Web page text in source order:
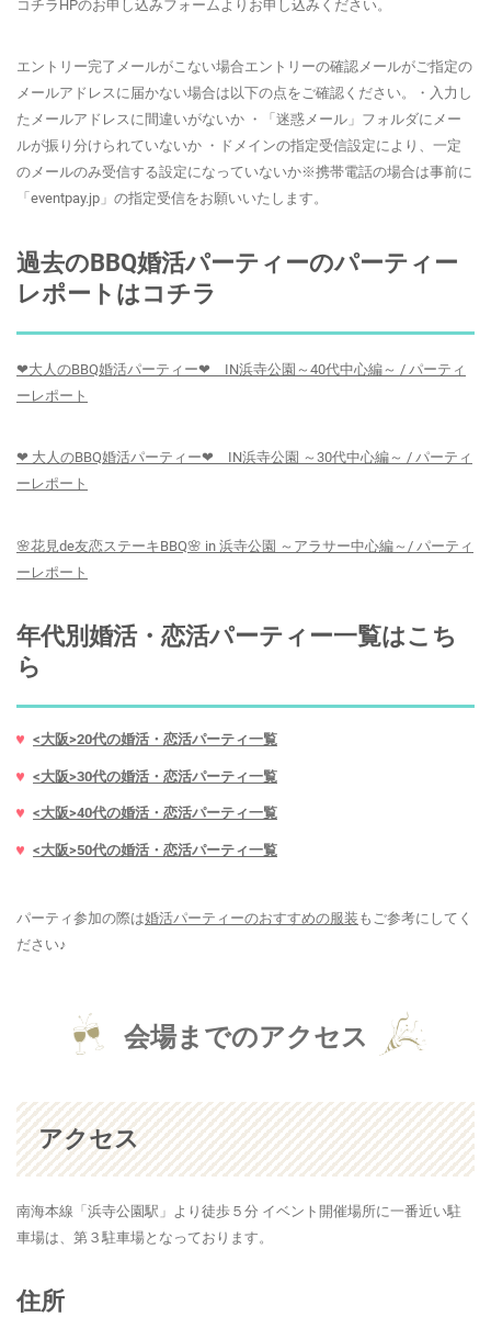
コチラHPのお申し込みフォームよりお申し込みください。
エントリー完了メールがこない場合エントリーの確認メールがご指定の
メールアドレスに届かない場合は以下の点をご確認ください。・入力し
たメールアドレスに間違いがないか ・「迷惑メール」フォルダにメー
ルが振り分けられていないか ・ドメインの指定受信設定により、一定
のメールのみ受信する設定になっていないか※携帯電話の場合は事前に
「eventpay.jp」の指定受信をお願いいたします。
過去のBBQ婚活パーティーのパーティー
レポートはコチラ
❤大人のBBQ婚活パーティー❤ IN浜寺公園～40代中心編～ / パーティ
ーレポート
❤ 大人のBBQ婚活パーティー❤ IN浜寺公園 ～30代中心編～ / パーティ
ーレポート
🌸花見de友恋ステーキBBQ🌸 in 浜寺公園 ～アラサー中心編～/ パーティ
ーレポート
年代別婚活・恋活パーティー一覧はこち
ら
<大阪>20代の婚活・恋活パーティ一覧
<大阪>30代の婚活・恋活パーティ一覧
<大阪>40代の婚活・恋活パーティ一覧
<大阪>50代の婚活・恋活パーティ一覧
パーティ参加の際は婚活パーティーのおすすめの服装 もご参考にしてく
ださい♪
会場までのアクセス
アクセス
南海本線「浜寺公園駅」より徒歩５分 イベント開催場所に一番近い駐
車場は、第３駐車場となっております。
住所